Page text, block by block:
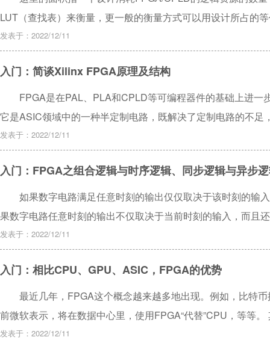
LUT（查找表）来衡量，更一般的衡量方式可以用设计所占的
能达到的最高频率，这个频率由设计的时序状况来决定，以及
Clock Setup TIme、Clock Hold TIme、Clock-to-Output Delay
发表于：2022/12/11
入门：简谈Xilinx FPGA原理及结构
FPGA是在PAL、PLA和CPLD等可编程器件的基础上进一
它是ASIC领域中的一种半定制电路，既解决了定制电路的不
点。
发表于：2022/12/11
入门：FPGA之组合逻辑与时序逻辑、同步逻辑与异步
如果数字电路满足任意时刻的输出仅仅取决于该时刻的输
果数字电路任意时刻的输出不仅取决于当前时刻的输入，而且
为时序逻辑电路。
发表于：2022/12/11
入门：相比CPU、GPU、ASIC，FPGA的优势
最近几年，FPGA这个概念越来越多地出现。例如，比特币
前微软表示，将在数据中心里，使用FPGA“代替”CPU，等等
它一直都被广泛使用。但是，大部分人还不是太了解它，对
发表于：2022/12/11